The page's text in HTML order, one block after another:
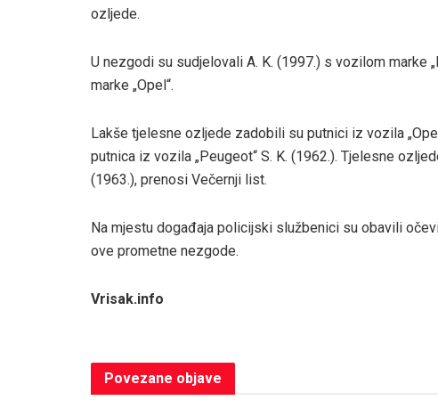
ozljede.
U nezgodi su sudjelovali A. K. (1997.) s vozilom marke
marke „Opel“.
Lakše tjelesne ozljede zadobili su putnici iz vozila
putnica iz vozila „Peugeot“ S. K. (1962.). Tjelesne
(1963.), prenosi Večernji list.
Na mjestu događaja policijski službenici su obavili
ove prometne nezgode.
Vrisak.info
Povezane objave